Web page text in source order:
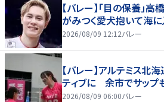
【バレー】「目の保養」
がみつく愛犬抱いて海
2026/08/09 12:12バレー
【バレー】アルテミス北
ティブに 余市でサップ
2026/08/09 06:00バレー